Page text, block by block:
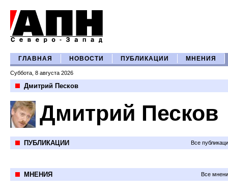
ГЛАВНАЯ НОВОСТИ ПУБЛИКАЦИИ МНЕНИЯ
Суббота, 8 августа 2026
Дмитрий Песков
Дмитрий Песков
ПУБЛИКАЦИИ Все
МНЕНИЯ Все